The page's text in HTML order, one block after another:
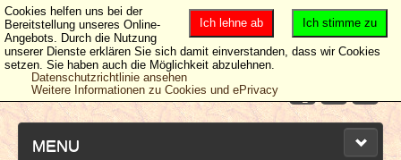
MENU
Ich stimme zu
Ich lehne ab
Cookies helfen uns bei der
Bereitstellung unseres Online-
Angebots. Durch die Nutzung
unserer Dienste erklären Sie sich damit einverstanden, dass wir Cookies
setzen. Sie haben auch die Möglichkeit abzulehnen.
Datenschutzrichtlinie ansehen
Weitere Informationen zu Cookies und ePrivacy